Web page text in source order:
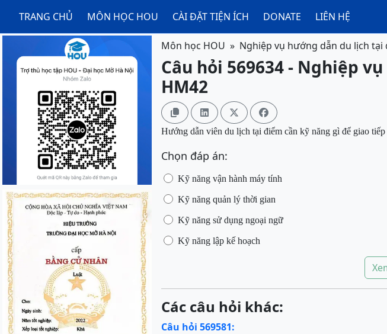
TRANG CHỦ MÔN HỌC HOU CÀI ĐẶT TIỆN ÍCH DONATE LIÊN HỆ
Môn học HOU Nghiệp vụ hướng dẫn du lịch tại
Câu hỏi 569634 - Nghiệp
HM42
   
Hướng dẫn viên du lịch tại điểm cần kỹ năng gì để giao
Chọn đáp án:
Kỹ năng vận hành máy tính
Kỹ năng quản lý thời gian
Kỹ năng sử dụng ngoại ngữ
Kỹ năng lập kế hoạch
Các câu hỏi khác:
Câu hỏi 569581: